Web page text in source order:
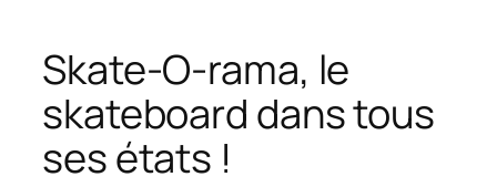
Skate-O-rama, le
skateboard dans tous
ses états !